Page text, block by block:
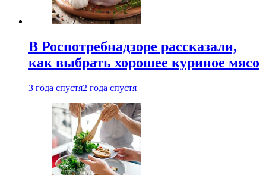
В Роспотребнадзоре рассказали,
как выбрать хорошее куриное мясо
3 года спустя2 года спустя